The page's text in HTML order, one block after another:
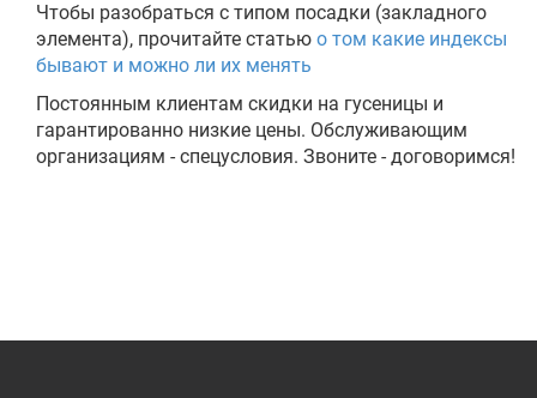
Чтобы разобраться с типом посадки (закладного
элемента), прочитайте статью о том какие индексы
бывают и можно ли их менять
Постоянным клиентам скидки на гусеницы и
гарантированно низкие цены. Обслуживающим
организациям - спецусловия. Звоните - договоримся!